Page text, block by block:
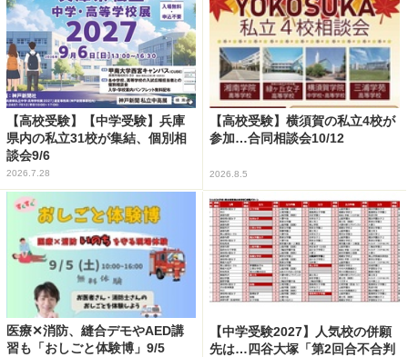
【高校受験】【中学受験】兵庫
県内の私立31校が集結、個別相
談会9/6
2026.7.28
【高校受験】横須賀の私立4校が
参加…合同相談会10/12
2026.8.5
医療✕消防、縫合デモやAED講
習も「おしごと体験博」9/5
【中学受験2027】人気校の併願
先は…四谷大塚「第2回合不合判